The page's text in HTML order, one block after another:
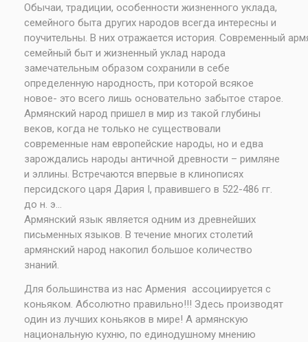
Обычаи, традиции, особенности жизненного уклада,
семейного быта других народов всегда интересны и
поучительны. В них отражается история. Современный
семейный быт и жизненный уклад народа
замечательным образом сохранили в себе
определенную народность, при которой всякое
новое- это всего лишь основательно забытое старое.
Армянский народ пришел в мир из такой глубины
веков, когда не только не существовали
современные нам европейские народы, но и едва
зарождались народы античной древности – римляне
и эллины. Встречаются впервые в клинописях
персидского царя Дария I, правившего в 522-486 гг.
до н. э…
Армянский язык является одним из древнейших
письменных языков. В течение многих столетий
армянский народ накопил большое количество
знаний.
Для большинства из нас Армения ассоциируется с
коньяком. Абсолютно правильно!!! Здесь производят
один из лучших коньяков в мире! А армянскую
национальную кухню, по единодушному мнению